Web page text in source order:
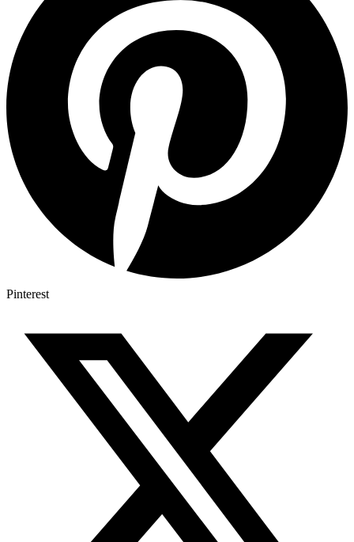
Pinterest